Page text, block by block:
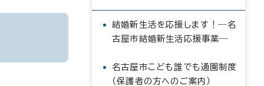
結婚新生活を応援します！―名
古屋市結婚新生活応援事業―
名古屋市こども誰でも通園制度
（保護者の方へのご案内）